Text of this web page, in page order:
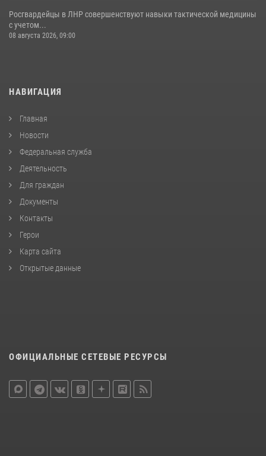
Росгвардейцы в ЛНР совершенствуют навыки тактической медицины
с учетом...
08 августа 2026, 09:00
НАВИГАЦИЯ
Главная
Новости
Федеральная служба
Деятельность
Для граждан
Документы
Контакты
Герои
Карта сайта
Открытые данные
ОФИЦИАЛЬНЫЕ СЕТЕВЫЕ РЕСУРСЫ